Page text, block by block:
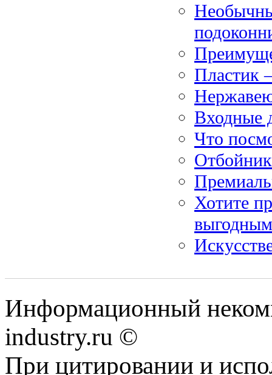
Пластик
Входные
Что
Хотите
Информационный
industry.ru ©
При цитировании и